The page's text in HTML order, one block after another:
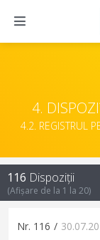
4.
4.2. REGISTRUL
116 Dispoziții
(Afișare de la 1 la 20)
Nr. 116 /